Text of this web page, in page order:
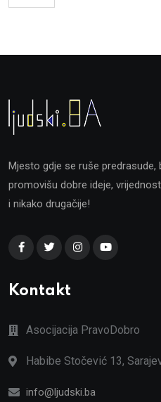
Mjesto gdje se ruše predrasude,
promovišu dobre ideje,
i nikako drugačije!
Kontakt
Asocijacija PravoDobro
Habibe Stočević 13,
info@ljudski.ba